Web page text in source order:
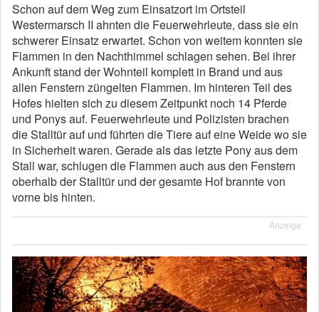
Schon auf dem Weg zum Einsatzort im Ortsteil
Westermarsch II ahnten die Feuerwehrleute, dass sie ein
schwerer Einsatz erwartet. Schon von weitem konnten sie
Flammen in den Nachthimmel schlagen sehen. Bei ihrer
Ankunft stand der Wohnteil komplett in Brand und aus
allen Fenstern züngelten Flammen. Im hinteren Teil des
Hofes hielten sich zu diesem Zeitpunkt noch 14 Pferde
und Ponys auf. Feuerwehrleute und Polizisten brachen
die Stalltür auf und führten die Tiere auf eine Weide wo sie
in Sicherheit waren. Gerade als das letzte Pony aus dem
Stall war, schlugen die Flammen auch aus den Fenstern
oberhalb der Stalltür und der gesamte Hof brannte von
vorne bis hinten.
Anzeige